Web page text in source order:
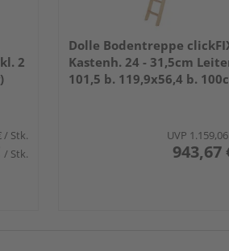
2
/ Stk.
/ Stk.
Dolle Bodentreppe
Kastenh. 24 - 31,5cm
101,5 b. 119,9x56,4 b.
UVP
943,67